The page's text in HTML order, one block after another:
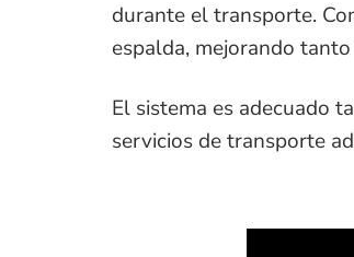
durante el transporte.
espalda, mejorando
El sistema es adecuado
servicios de transporte